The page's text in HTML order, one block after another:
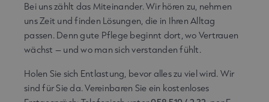
Bei uns zählt das Miteinander. Wir hören zu, nehmen
uns Zeit und finden Lösungen, die in Ihren Alltag
passen. Denn gute Pflege beginnt dort, wo Vertrauen
wächst – und wo man sich verstanden fühlt.
Holen Sie sich Entlastung, bevor alles zu viel wird. Wir
sind für Sie da. Vereinbaren Sie ein kostenloses